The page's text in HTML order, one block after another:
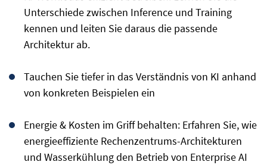
Unterschiede zwischen Inference und Training
kennen und leiten Sie daraus die passende
Architektur ab.
Tauchen Sie tiefer in das Verständnis von KI anhand
von konkreten Beispielen ein
Energie & Kosten im Griff behalten: Erfahren Sie, wie
energieeffiziente Rechenzentrums-Architekturen
und Wasserkühlung den Betrieb von Enterprise AI